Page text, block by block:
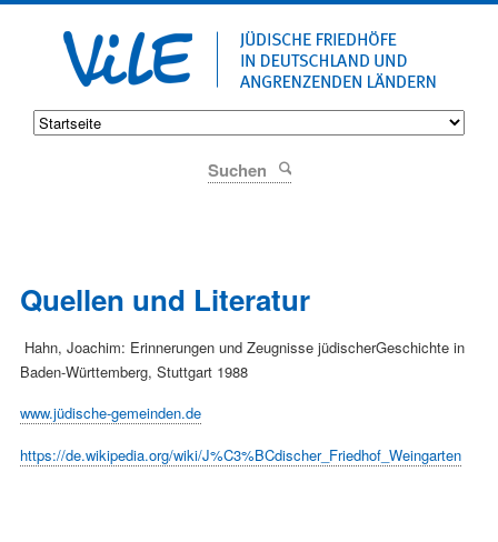
Quellen und Literatur
Hahn, Joachim: Erinnerungen und Zeugnisse jüdischerGeschichte in
Baden-Württemberg, Stuttgart 1988
www.jüdische-gemeinden.de
https://de.wikipedia.org/wiki/J%C3%BCdischer_Friedhof_Weingarten